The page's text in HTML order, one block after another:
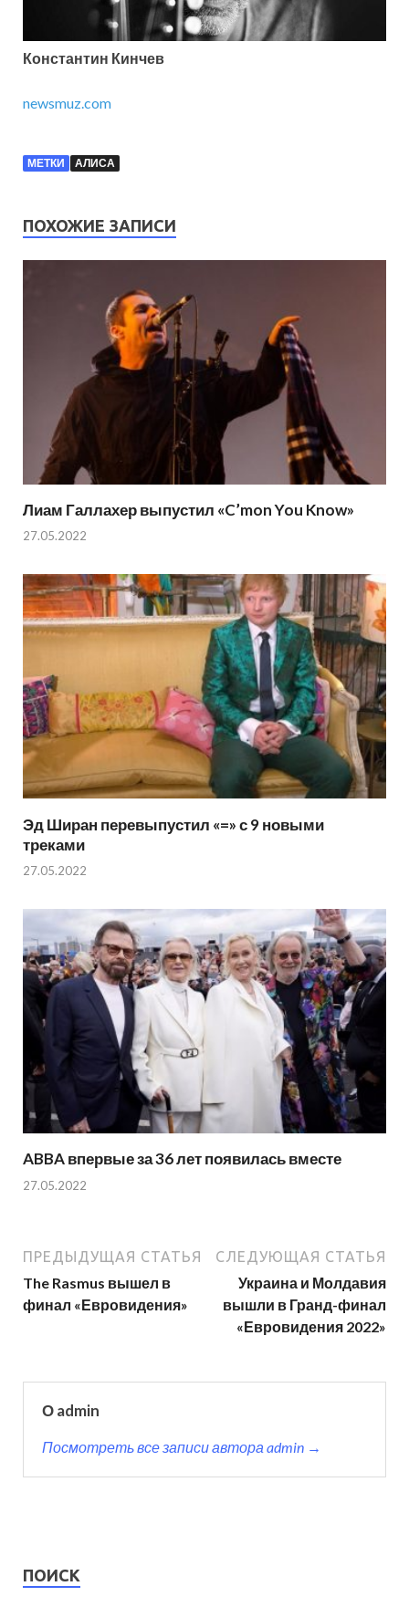
Константин Кинчев
newsmuz.com
МЕТКИ АЛИСА
ПОХОЖИЕ ЗАПИСИ
Лиам Галлахер выпустил «C’mon You Know»
27.05.2022
Эд Ширан перевыпустил «=» с 9 новыми
треками
27.05.2022
ABBA впервые за 36 лет появилась вместе
27.05.2022
ПРЕДЫДУЩАЯ СТАТЬЯ
The Rasmus вышел в
финал «Евровидения»
СЛЕДУЮЩАЯ СТАТЬЯ
Украина и Молдавия
вышли в Гранд-финал
«Евровидения 2022»
О admin
Посмотреть все записи автора admin →
ПОИСК